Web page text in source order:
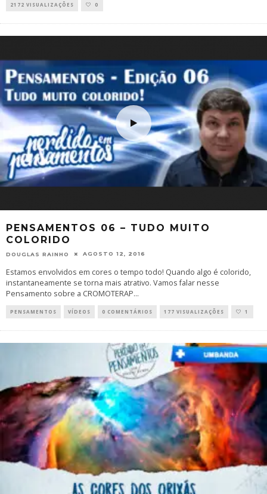
2172 VISUALIZAÇÕES 0
PENSAMENTOS 06 – TUDO MUITO
COLORIDO
DOUGLAS RAINHO AGOSTO 12, 2016
Estamos envolvidos em cores o tempo todo! Quando algo é colorido,
instantaneamente se torna mais atrativo. Vamos falar nesse
Pensamento sobre a CROMOTERAP...
PENSAMENTOS VÍDEOS 0 COMENTÁRIOS 177 VISUALIZAÇÕES 1